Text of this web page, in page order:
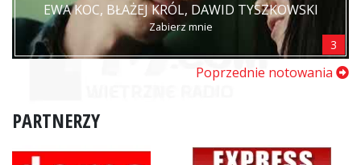
EWA KOC, BŁAŻEJ KRÓL, DAWID TYSZKOWSKI
Zabierz mnie
3
Poprzednie notowania
PARTNERZY